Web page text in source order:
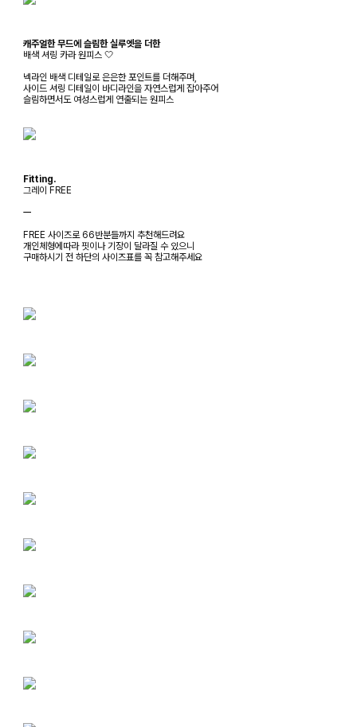
캐주얼한 무드에 슬림한 실루엣을 더한
배색 셔링 카라 원피스 🤍
넥라인 배색 디테일로 은은한 포인트를 더해주며,
사이드 셔링 디테일이 바디라인을 자연스럽게 잡아주어
슬림하면서도 여성스럽게 연출되는 원피스
Fitting.
그레이 FREE
ㅡ
FREE 사이즈로 66반분들까지 추천해드려요
개인체형에따라 핏이나 기장이 달라질 수 있으니
구매하시기 전 하단의 사이즈표를 꼭 참고해주세요